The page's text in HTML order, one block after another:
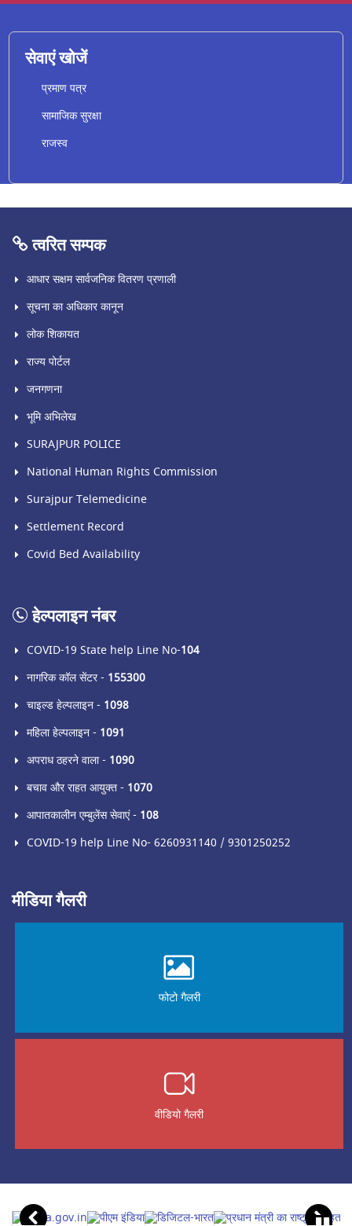
सेवाएं खोजें
प्रमाण पत्र
सामाजिक सुरक्षा
राजस्व
त्वरित सम्पक
आधार सक्षम सार्वजनिक वितरण प्रणाली
सूचना का अधिकार कानून
लोक शिकायत
राज्य पोर्टल
जनगणना
भूमि अभिलेख
SURAJPUR POLICE
National Human Rights Commission
Surajpur Telemedicine
Settlement Record
Covid Bed Availability
हेल्पलाइन नंबर
COVID-19 State help Line No-104
नागरिक कॉल सेंटर - 155300
चाइल्ड हेल्पलाइन - 1098
महिला हेल्पलाइन - 1091
अपराध ठहरने वाला - 1090
बचाव और राहत आयुक्त - 1070
आपातकालीन एम्बुलेंस सेवाएं - 108
COVID-19 help Line No- 6260931140 / 9301250252
मीडिया गैलरी
फोटो गैलरी
वीडियो गैलरी